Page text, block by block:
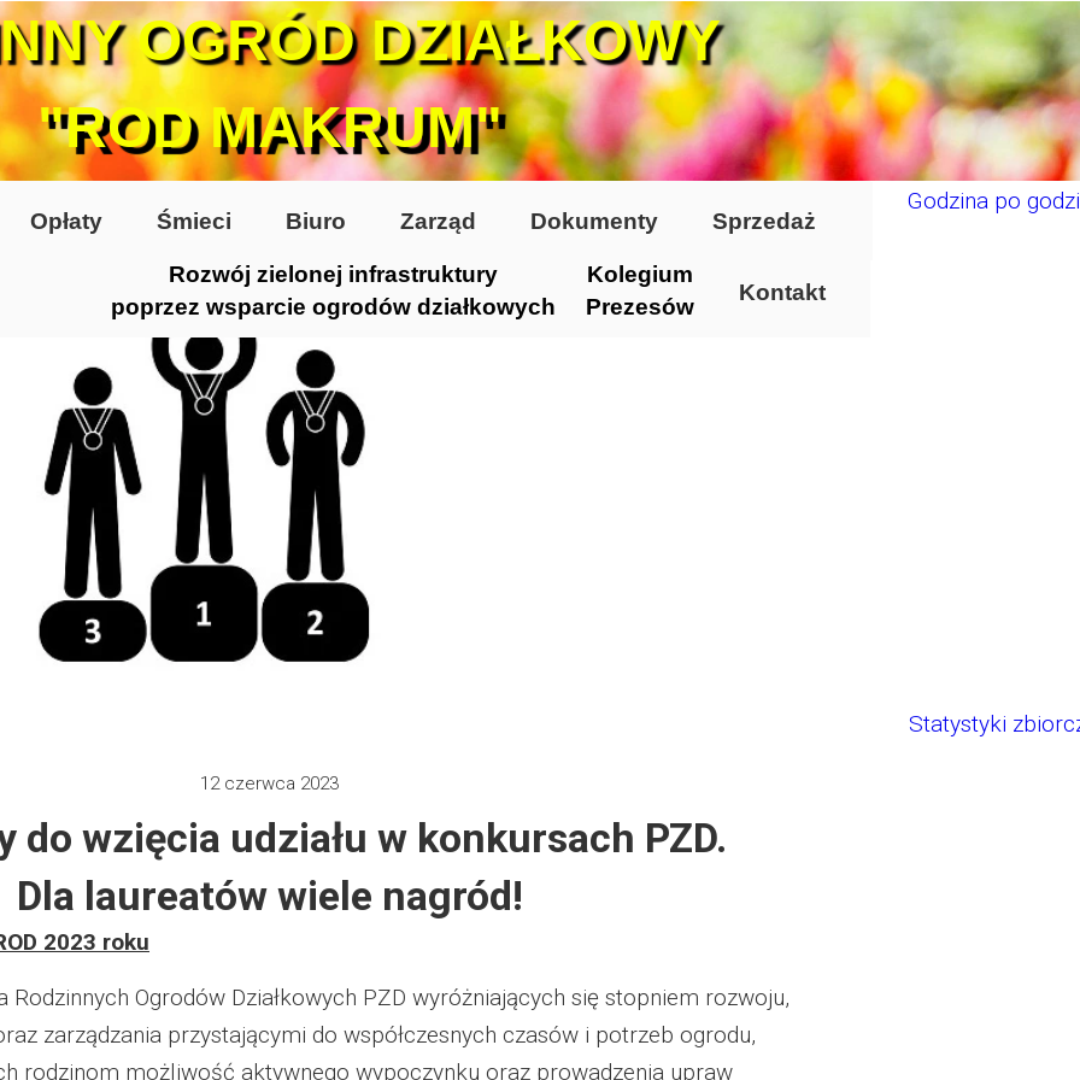
Kolegium
Prezesów
Rozwój zielonej infrastruktury
poprzez wsparcie ogrodów działkowych
2013
Opłaty Śmieci Biuro Zarząd Dokumenty Sprzedaż
Kontakt
Statystyki
Godzina po
OGRÓD DZIAŁKOWY
"ROD MAKRUM"
12 czerwca 2023
do wzięcia udziału w konkursach PZD.
Dla laureatów wiele nagród!
2023 roku
Ogrodów Działkowych PZD wyróżniających się stopniem rozwoju,
zarządzania przystającymi do współczesnych czasów i potrzeb ogrodu,
rodzinom możliwość aktywnego wypoczynku oraz prowadzenia upraw